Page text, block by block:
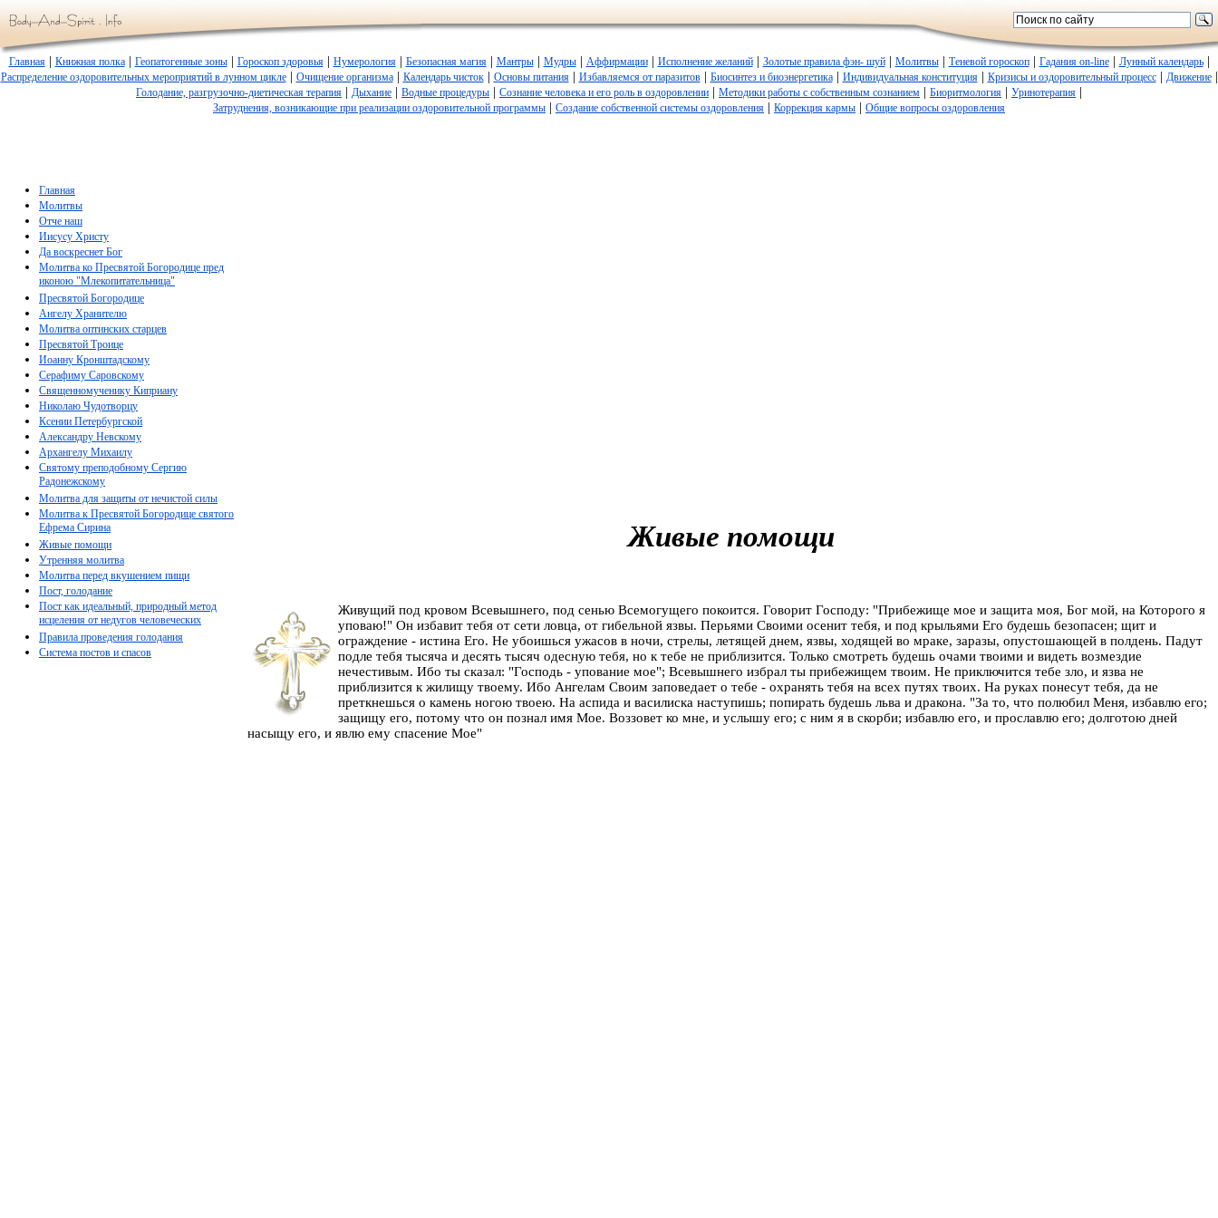
Главная| Книжная полка| Геопатогенные зоны| Гороскоп здоровья| Нумерология| Безопасная магия| Мантры| Мудры| Аффирмации| Исполнение желаний| Золотые правила фэн- шуй| Молитвы| Теневой гороскоп| Гадания on-line| Лунный календарь|
Распределение оздоровительных мероприятий в лунном цикле| Очищение организма| Календарь чисток| Основы питания| Избавляемся от паразитов| Биосинтез и биоэнергетика| Индивидуальная конституция| Кризисы и оздоровительный процесс| Движение|
Голодание, разгрузочно-диетическая терапия | Дыхание | Водные процедуры | Сознание человека и его роль в оздоровлении | Методики работы с собственным сознанием | Биоритмология | Уринотерапия |
Затруднения, возникающие при реализации оздоровительной программы | Создание собственной системы оздоровления | Коррекция кармы | Общие вопросы оздоровления
Живые помощи
Живущий под кровом Всевышнего, под сенью Всемогущего покоится. Говорит Господу: "Прибежище мое и защита моя, Бог мой, на Которого я
уповаю!" Он избавит тебя от сети ловца, от гибельной язвы. Перьями Своими осенит тебя, и под крыльями Его будешь безопасен; щит и
ограждение - истина Его. Не убоишься ужасов в ночи, стрелы, летящей днем, язвы, ходящей во мраке, заразы, опустошающей в полдень. Падут
подле тебя тысяча и десять тысяч одесную тебя, но к тебе не приблизится. Только смотреть будешь очами твоими и видеть возмездие
нечестивым. Ибо ты сказал: "Господь - упование мое"; Всевышнего избрал ты прибежищем твоим. Не приключится тебе зло, и язва не
приблизится к жилищу твоему. Ибо Ангелам Своим заповедает о тебе - охранять тебя на всех путях твоих. На руках понесут тебя, да не
преткнешься о камень ногою твоею. На аспида и василиска наступишь; попирать будешь льва и дракона. "За то, что полюбил Меня, избавлю его;
защищу его, потому что он познал имя Мое. Воззовет ко мне, и услышу его; с ним я в скорби; избавлю его, и прославлю его; долготою дней
насыщу его, и явлю ему спа­сение Мое"
Главная
Молитвы
Отче наш
Иисусу Христу
Да воскреснет Бог
Молитва ко Пресвятой Богородице пред
иконою "Млекопитательница"
Пресвятой Богородице
Ангелу Хранителю
Молитва оптинских старцев
Пресвятой Троице
Иоанну Кронштадскому
Серафиму Саровскому
Священномученику Киприану
Николаю Чудотворцу
Ксении Петербургской
Александру Невскому
Архангелу Михаилу
Святому преподобному Сергию
Радонежскому
Молитва для защиты от нечистой силы
Молитва к Пресвятой Богородице святого
Ефрема Сирина
Живые помощи
Утренняя молитва
Молитва перед вкушением пищи
Пост, голодание
Пост как идеальный, природный метод
исцеления от недугов человеческих
Правила проведения голодания
Система постов и спасов